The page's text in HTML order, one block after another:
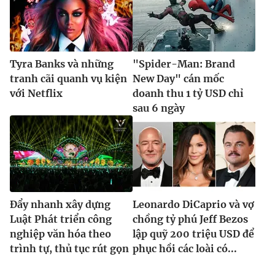
Tyra Banks và những
tranh cãi quanh vụ kiện
với Netflix
"Spider-Man: Brand
New Day" cán mốc
doanh thu 1 tỷ USD chỉ
sau 6 ngày
Đẩy nhanh xây dựng
Luật Phát triển công
nghiệp văn hóa theo
trình tự, thủ tục rút gọn
Leonardo DiCaprio và vợ
chồng tỷ phú Jeff Bezos
lập quỹ 200 triệu USD để
phục hồi các loài có...